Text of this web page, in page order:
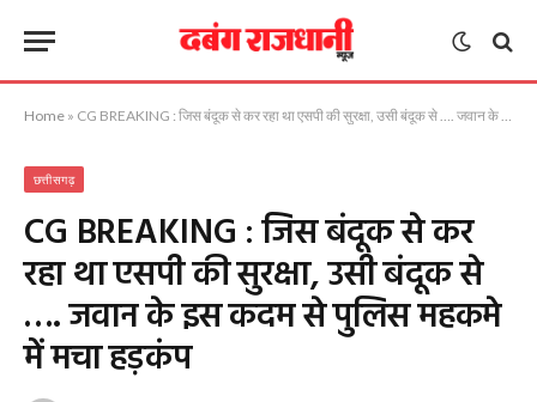
Home » CG BREAKING : जिस बंदूक से कर रहा था एसपी की सुरक्षा, उसी बंदूक से …. जवान के इस कदम से पुलिस महकमे में मचा हड़कंप
छत्तीसगढ़
CG BREAKING : जिस बंदूक से कर
रहा था एसपी की सुरक्षा, उसी बंदूक से
…. जवान के इस कदम से पुलिस महकमे
में मचा हड़कंप